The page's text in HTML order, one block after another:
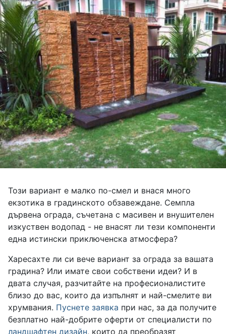
Този вариант е малко по-смел и внася много
екзотика в градинското обзавеждане. Семпла
дървена ограда, съчетана с масивен и внушителен
изкуствен водопад - не внасят ли тези компоненти
една истински приключенска атмосфера?
Харесахте ли си вече вариант за ограда за вашата
градина? Или имате свои собствени идеи? И в
двата случая, разчитайте на професионалистите
близо до вас, които да изпълнят и най-смелите ви
хрумвания. Пуснете заявка при нас, за да получите
безплатно най-добрите оферти от специалисти по
ландшафтен дизайн, които да преобразят